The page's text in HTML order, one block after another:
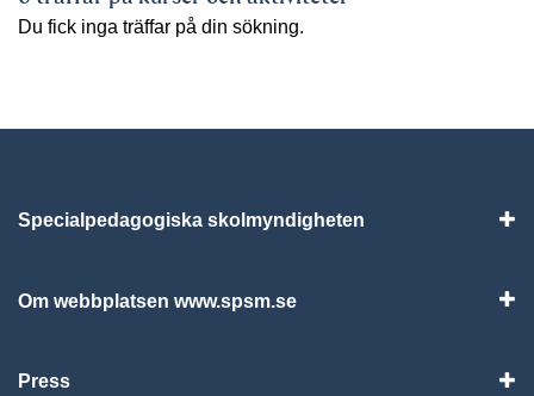
Du fick inga träffar på din sökning.
Specialpedagogiska skolmyndigheten
Om webbplatsen www.spsm.se
Press